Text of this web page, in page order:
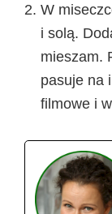
W
i solą.
mieszam.
pasuje na
filmowe i